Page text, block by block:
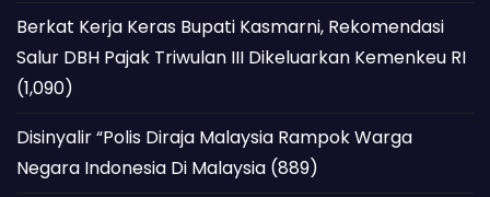
Berkat Kerja Keras Bupati Kasmarni, Rekomendasi
Salur DBH Pajak Triwulan III Dikeluarkan Kemenkeu RI
(1,090)
Disinyalir “Polis Diraja Malaysia Rampok Warga
Negara Indonesia Di Malaysia (889)